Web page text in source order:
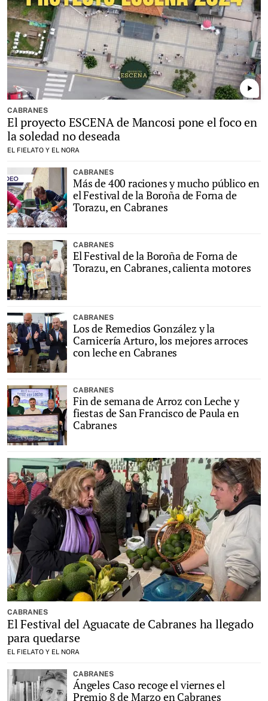
play_arrow
CABRANES
El proyecto ESCENA de Mancosi pone el foco en
la soledad no deseada
EL FIELATO Y EL NORA
CABRANES
Más de 400 raciones y mucho público en
el Festival de la Boroña de Forna de
Torazu, en Cabranes
CABRANES
El Festival de la Boroña de Forna de
Torazu, en Cabranes, calienta motores
CABRANES
Los de Remedios González y la
Carnicería Arturo, los mejores arroces
con leche en Cabranes
CABRANES
Fin de semana de Arroz con Leche y
fiestas de San Francisco de Paula en
Cabranes
CABRANES
El Festival del Aguacate de Cabranes ha llegado
para quedarse
EL FIELATO Y EL NORA
CABRANES
Ángeles Caso recoge el viernes el
Premio 8 de Marzo en Cabranes